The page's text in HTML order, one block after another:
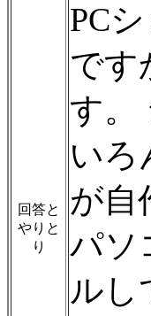
回答と
やりと
り
PC
です
す。
いろ
が自
パソ
ルし